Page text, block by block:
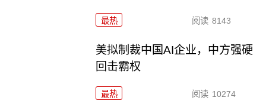
最热 阅读 8143
美拟制裁中国AI企业，中方强硬
回击霸权
最热 阅读 10274